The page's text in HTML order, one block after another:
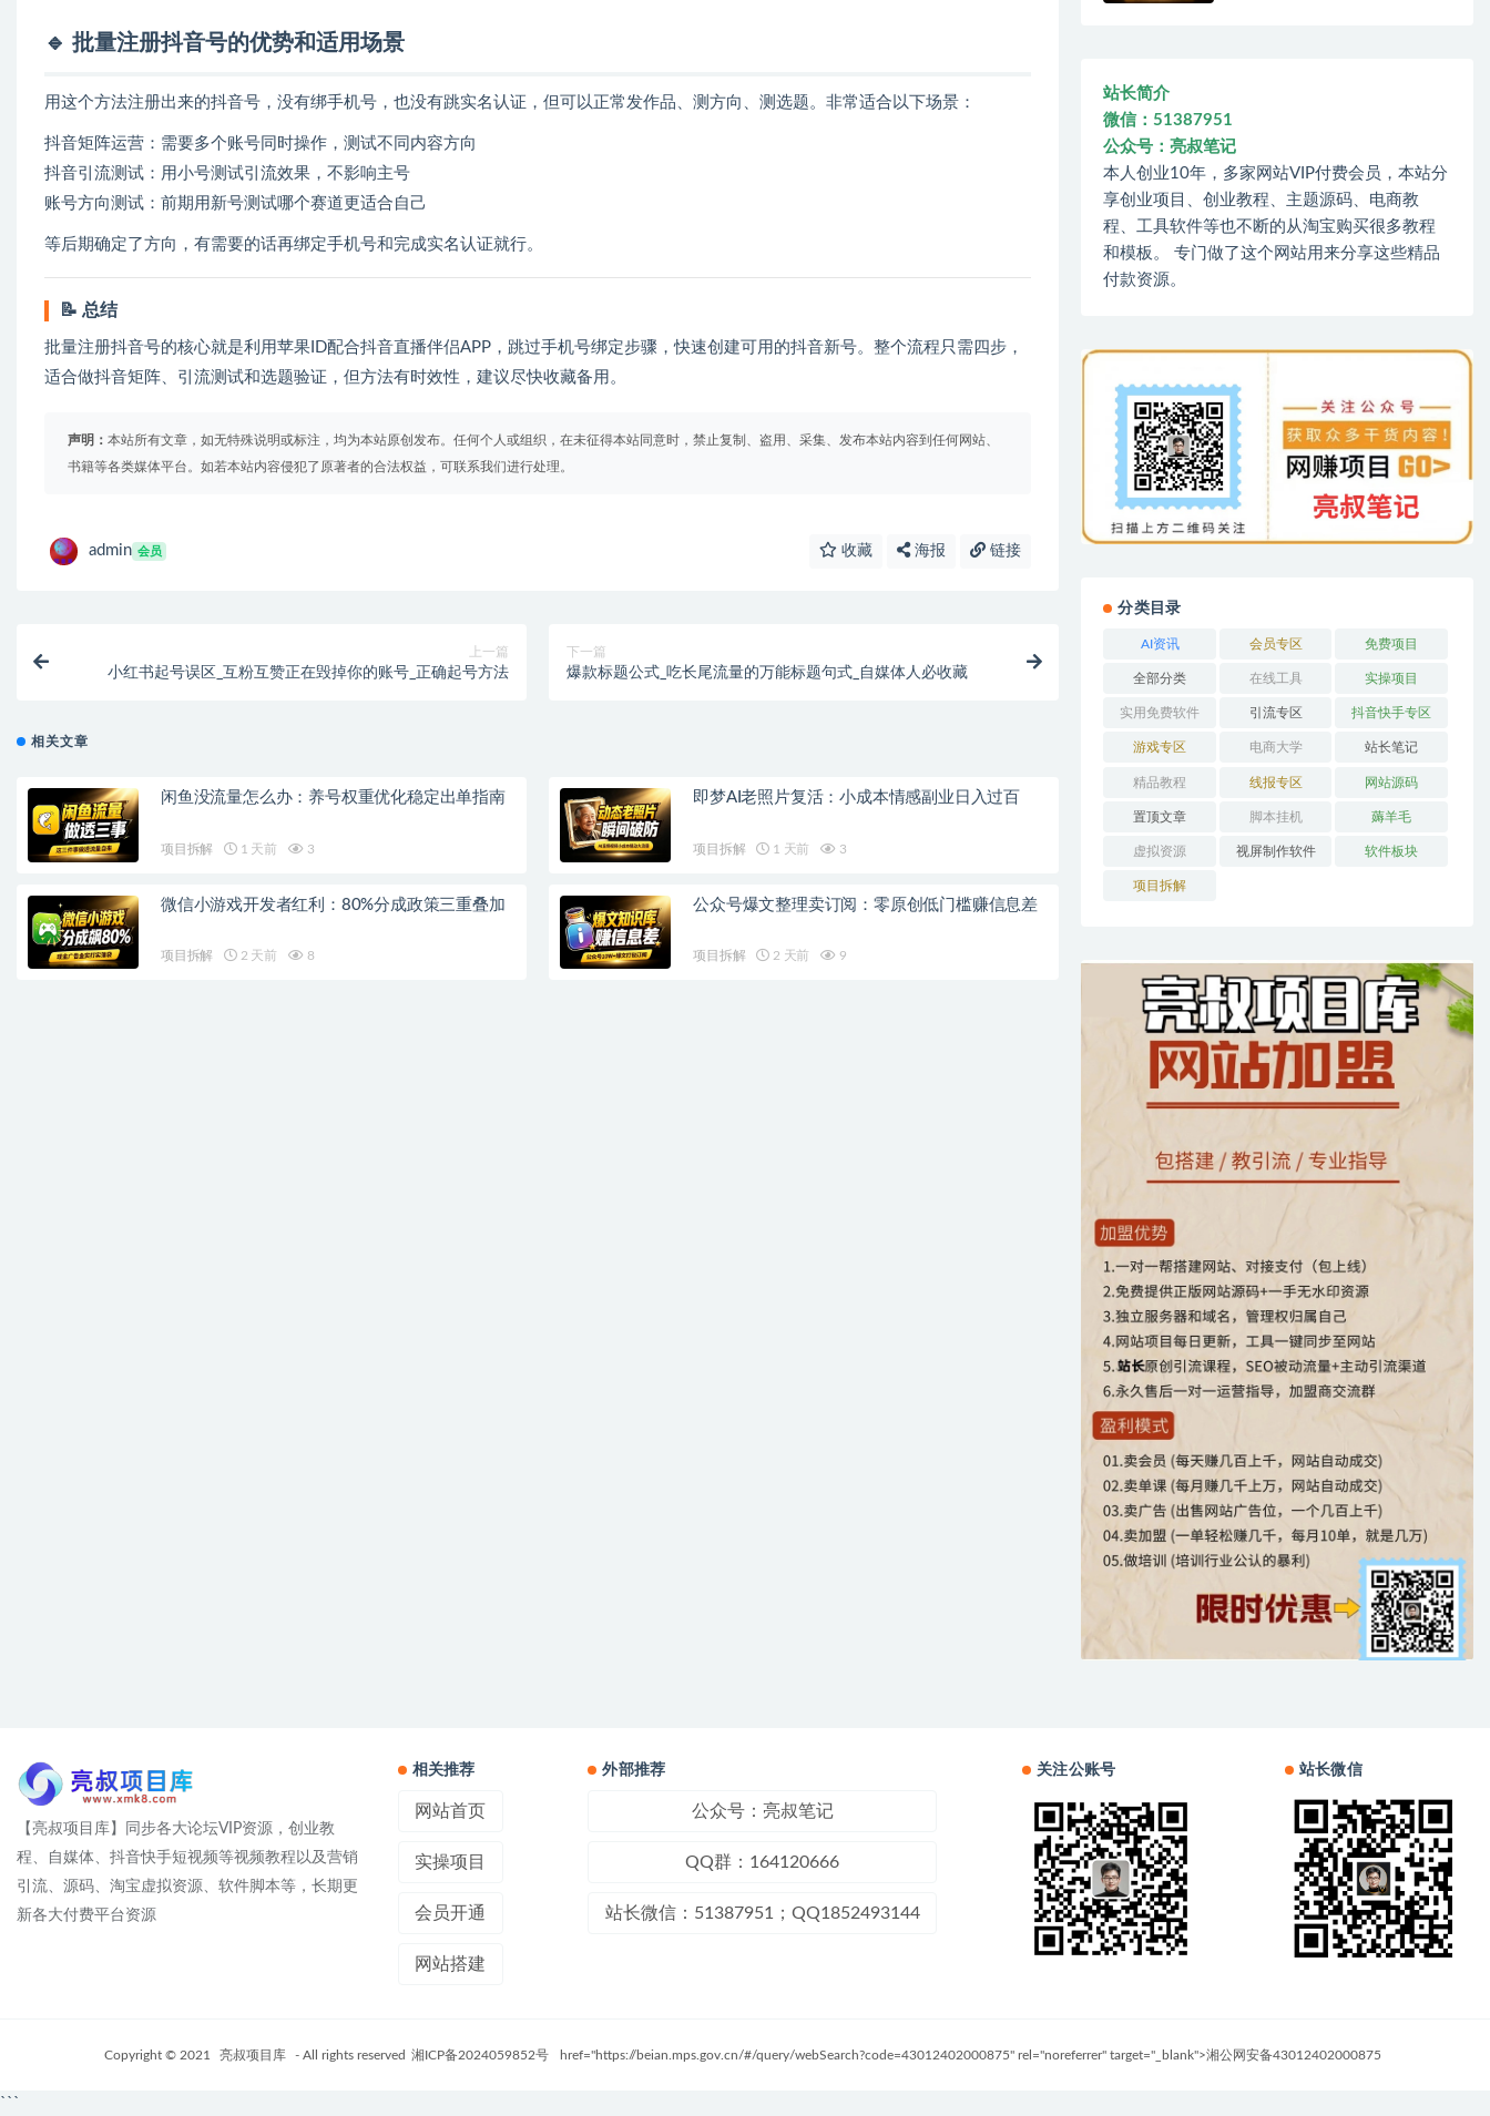
🔹 批量注册抖音号的优势和适用场景
用这个方法注册出来的抖音号，没有绑手机号，也没有跳实名认证，但可以正常发作品、测方向、测选题。非常适合以下场景：
抖音矩阵运营：需要多个账号同时操作，测试不同内容方向
抖音引流测试：用小号测试引流效果，不影响主号
账号方向测试：前期用新号测试哪个赛道更适合自己
等后期确定了方向，有需要的话再绑定手机号和完成实名认证就行。
📝 总结
批量注册抖音号的核心就是利用苹果ID配合抖音直播伴侣APP，跳过手机号绑定步骤，快速创建可用的抖音新号。整个流程只需四步，
适合做抖音矩阵、引流测试和选题验证，但方法有时效性，建议尽快收藏备用。
声明： 本站所有文章，如无特殊说明或标注，均为本站原创发布。任何个人或组织，在未征得本站同意时，禁止复制、盗用、采集、发布本站内容到任何网站、
书籍等各类媒体平台。如若本站内容侵犯了原著者的合法权益，可联系我们进行处理。
admin 会员 收藏 海报 链接
上一篇
小红书起号误区_互粉互赞正在毁掉你的账号_正确起号方法
下一篇
爆款标题公式_吃长尾流量的万能标题句式_自媒体人必收藏
相关文章
闲鱼没流量怎么办：养号权重优化稳定出单指南
项目拆解 1 天前 3
即梦AI老照片复活：小成本情感副业日入过百
项目拆解 1 天前 3
微信小游戏开发者红利：80%分成政策三重叠加
项目拆解 2 天前 8
公众号爆文整理卖订阅：零原创低门槛赚信息差
项目拆解 2 天前 9
站长简介
微信：51387951
公众号：亮叔笔记
本人创业10年，多家网站VIP付费会员，本站分
享创业项目、创业教程、主题源码、电商教
程、工具软件等也不断的从淘宝购买很多教程
和模板。 专门做了这个网站用来分享这些精品
付款资源。
分类目录
AI资讯 会员专区 免费项目
全部分类 在线工具 实操项目
实用免费软件 引流专区 抖音快手专区
游戏专区 电商大学 站长笔记
精品教程 线报专区 网站源码
置顶文章 脚本挂机 薅羊毛
虚拟资源 视屏制作软件 软件板块
项目拆解
【亮叔项目库】同步各大论坛VIP资源，创业教
程、自媒体、抖音快手短视频等视频教程以及营销
引流、源码、淘宝虚拟资源、软件脚本等，长期更
新各大付费平台资源
相关推荐
网站首页
实操项目
会员开通
网站搭建
外部推荐
公众号：亮叔笔记
QQ群：164120666
站长微信：51387951；QQ1852493144
关注公账号 站长微信
Copyright © 2021 亮叔项目库 - All rights reserved 湘ICP备2024059852号 href="https://beian.mps.gov.cn/#/query/webSearch?code=43012402000875" rel="noreferrer" target="_blank">湘公网安备43012402000875
```